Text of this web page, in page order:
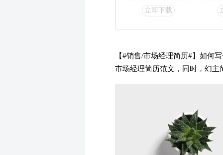
立即下载
【#销售/市场经理简历#】如何
市场经理简历范文，同时，幻